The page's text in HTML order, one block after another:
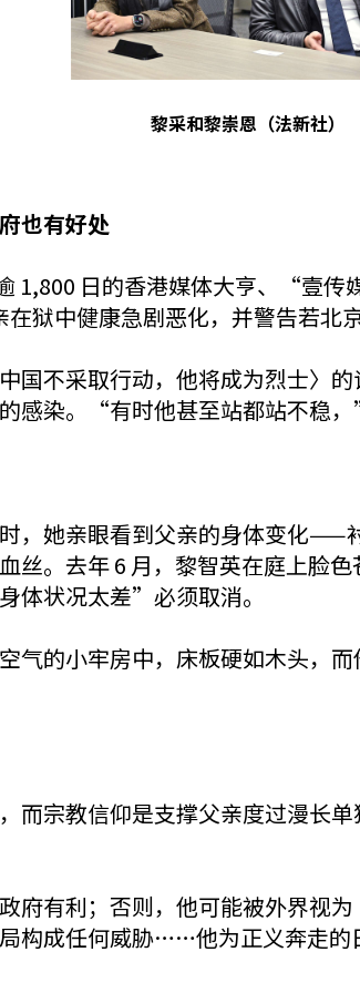
黎采和黎崇恩（法新社）
也有好处
1,800 日的香港媒体大亨、“壹
狱中健康急剧恶化，并警告若
国不采取行动，他将成为烈士〉
感染。“有时他甚至站都站不稳，
，她亲眼看到父亲的身体变化
丝。去年 6 月，黎智英在庭上脸
体状况太差”必须取消。
气的小牢房中，床板硬如木头，
而宗教信仰是支撑父亲度过漫长
有利；否则，他可能被外界视
构成任何威胁……他为正义奔走的